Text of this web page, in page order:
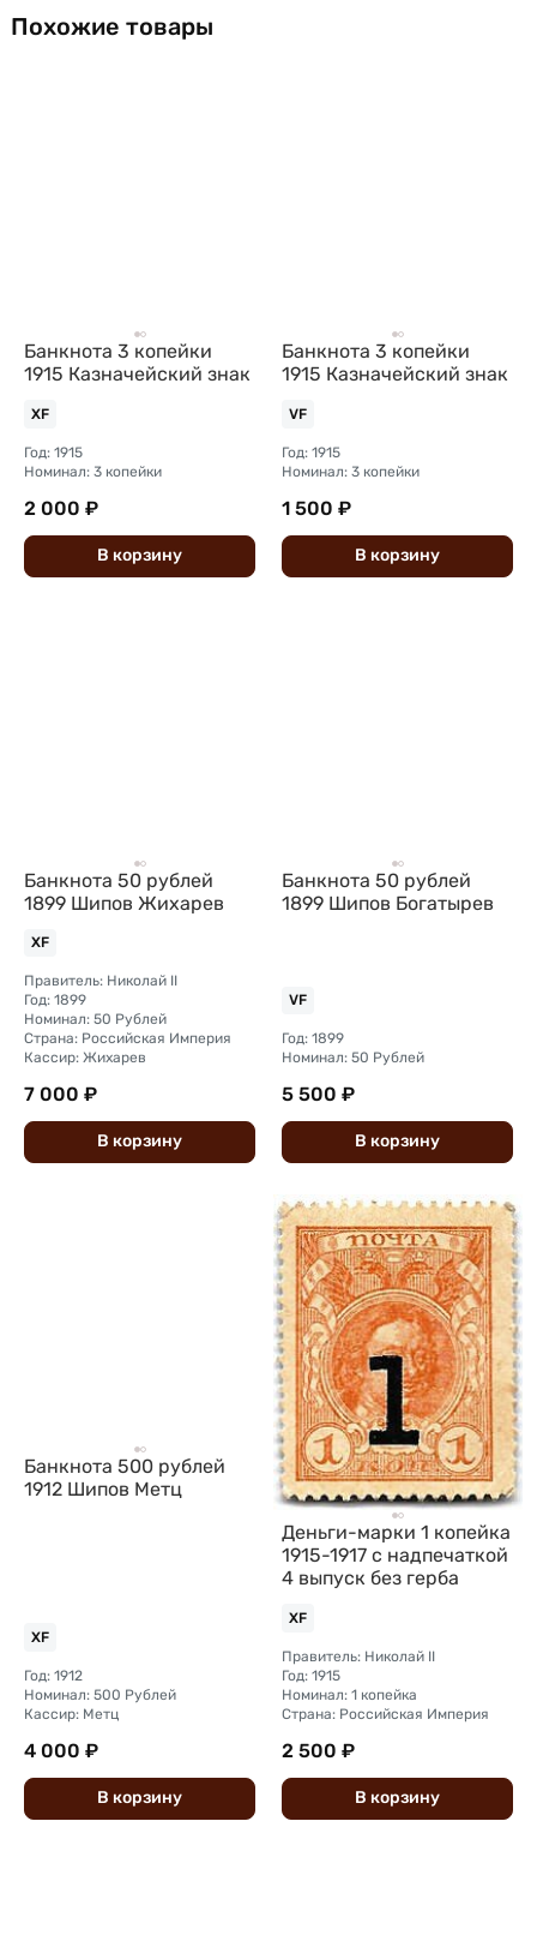
Похожие товары
Банкнота 3 копейки
1915 Казначейский знак
XF
Год: 1915
Номинал: 3 копейки
2 000 ₽
В корзину
Банкнота 3 копейки
1915 Казначейский знак
VF
Год: 1915
Номинал: 3 копейки
1 500 ₽
В корзину
Банкнота 50 рублей
1899 Шипов Жихарев
XF
Правитель: Николай II
Год: 1899
Номинал: 50 Рублей
Страна: Российская Империя
Кассир: Жихарев
7 000 ₽
В корзину
Банкнота 50 рублей
1899 Шипов Богатырев
VF
Год: 1899
Номинал: 50 Рублей
5 500 ₽
В корзину
Банкнота 500 рублей
1912 Шипов Метц
XF
Год: 1912
Номинал: 500 Рублей
Кассир: Метц
4 000 ₽
В корзину
Деньги-марки 1 копейка
1915-1917 с надпечаткой
4 выпуск без герба
XF
Правитель: Николай II
Год: 1915
Номинал: 1 копейка
Страна: Российская Империя
2 500 ₽
В корзину